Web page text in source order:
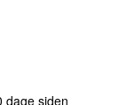
dage siden